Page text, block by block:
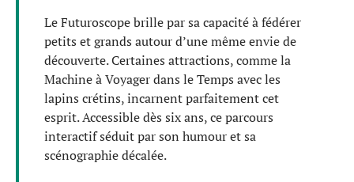
Le Futuroscope brille par sa capacité à fédérer
petits et grands autour d’une même envie de
découverte. Certaines attractions, comme la
Machine à Voyager dans le Temps avec les
lapins crétins, incarnent parfaitement cet
esprit. Accessible dès six ans, ce parcours
interactif séduit par son humour et sa
scénographie décalée.